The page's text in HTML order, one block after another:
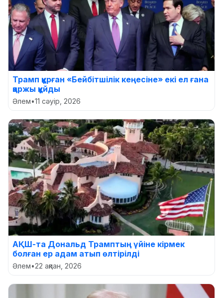
Трамп құрған «Бейбітшілік кеңесіне» екі ел ғана
қаржы құйды
Әлем•11 сәуір, 2026
АҚШ-та Дональд Трамптың үйіне кірмек
болған ер адам атып өлтірілді
Әлем•22 ақпан, 2026